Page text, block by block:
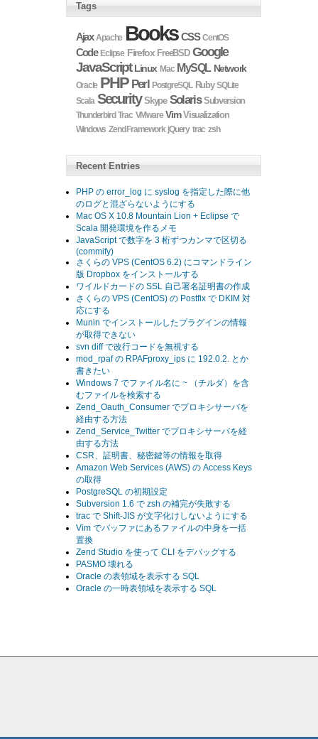
Tags
Ajax Apache Books CSS CentOS
Code Eclipse Firefox FreeBSD Google
JavaScript Linux Mac MySQL Network
Oracle PHP Perl PostgreSQL Ruby SQLite
Scala Security Skype Solaris Subversion
Thunderbird Trac VMware Vim Visualization
Windows Zend Framework jQuery trac zsh
Recent Entries
PHP の error_log に syslog を指定した際に他
のログと混ざらないようにする
Mac OS X 10.8 Mountain Lion + Eclipse で
Scala 開発環境を作るメモ
JavaScript で数字を 3 桁ずつカンマで区切る
(commify)
さくらの VPS (CentOS 6.2) にコマンドライン
版 Dropbox をインストールする
ワイルドカードの SSL 自己署名証明書の作成
さくらの VPS (CentOS) の Postfix で DKIM 対
応にする
Munin でインストールしたプラグインの情報
が取得できない
svn diff で改行コードを無視する
mod_rpaf の RPAFproxy_ips に 192.0.2. とか
書きたい
Windows 7 でファイル名に ~ （チルダ）を含
むファイルを検索する
Zend_Oauth_Consumer でプロキシサーバを
経由する方法
Zend_Service_Twitter でプロキシサーバを経
由する方法
CSR、証明書、秘密鍵等の情報を取得
Amazon Web Services (AWS) の Access Keys
の取得
PostgreSQL の初期設定
Subversion 1.6 で zsh の補完が失敗する
trac で Shift-JIS が文字化けしないようにする
Vim でバッファにあるファイルの中身を一括
置換
Zend Studio を使って CLI をデバッグする
PASMO 壊れる
Oracle の表領域を表示する SQL
Oracle の一時表領域を表示する SQL